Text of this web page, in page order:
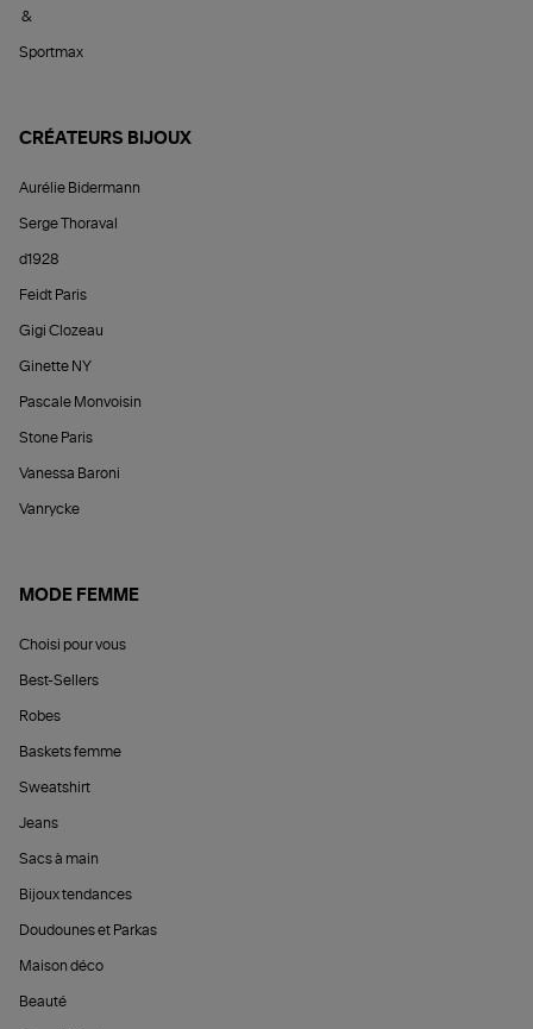
&
Sportmax
CRÉATEURS BIJOUX
Aurélie Bidermann
Serge Thoraval
d1928
Feidt Paris
Gigi Clozeau
Ginette NY
Pascale Monvoisin
Stone Paris
Vanessa Baroni
Vanrycke
MODE FEMME
Choisi pour vous
Best-Sellers
Robes
Baskets femme
Sweatshirt
Jeans
Sacs à main
Bijoux tendances
Doudounes et Parkas
Maison déco
Beauté